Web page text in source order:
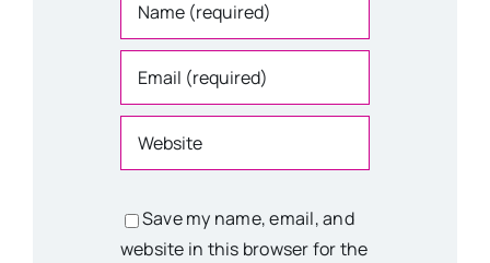
Save my name, email, and
website in this browser for the